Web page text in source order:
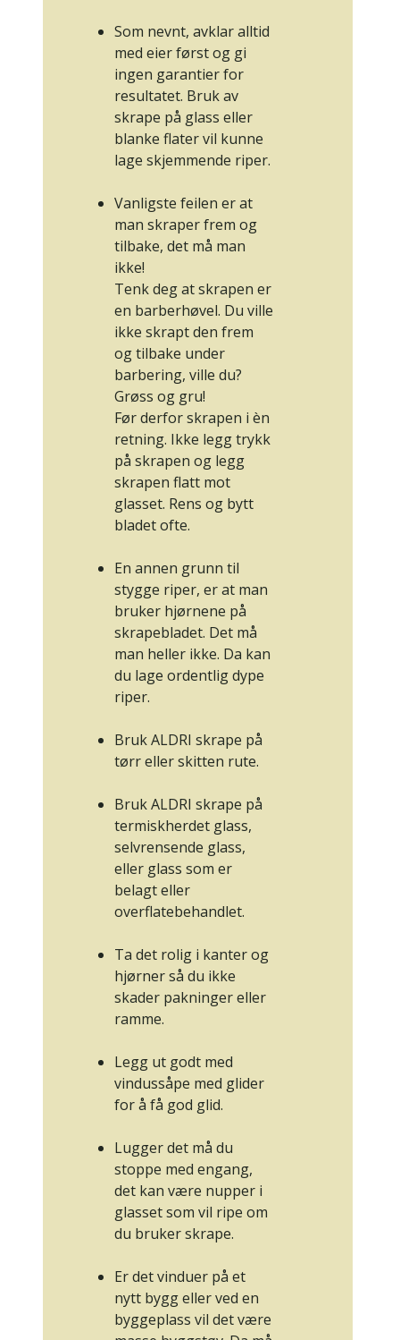
Som nevnt, avklar alltid
med eier først og gi
ingen garantier for
resultatet. Bruk av
skrape på glass eller
blanke flater vil kunne
lage skjemmende riper.
Vanligste feilen er at
man skraper frem og
tilbake, det må man
ikke!
Tenk deg at skrapen er
en barberhøvel. Du ville
ikke skrapt den frem
og tilbake under
barbering, ville du?
Grøss og gru!
Før derfor skrapen i èn
retning. Ikke legg trykk
på skrapen og legg
skrapen flatt mot
glasset. Rens og bytt
bladet ofte.
En annen grunn til
stygge riper, er at man
bruker hjørnene på
skrapebladet. Det må
man heller ikke. Da kan
du lage ordentlig dype
riper.
Bruk ALDRI skrape på
tørr eller skitten rute.
Bruk ALDRI skrape på
termiskherdet glass,
selvrensende glass,
eller glass som er
belagt eller
overflatebehandlet.
Ta det rolig i kanter og
hjørner så du ikke
skader pakninger eller
ramme.
Legg ut godt med
vindussåpe med glider
for å få god glid.
Lugger det må du
stoppe med engang,
det kan være nupper i
glasset som vil ripe om
du bruker skrape.
Er det vinduer på et
nytt bygg eller ved en
byggeplass vil det være